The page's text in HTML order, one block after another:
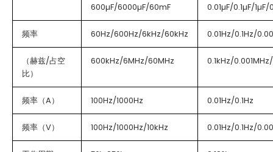
600µF/6000µF/60mF 0.01µF/0.1µF/1µF/
频率 60Hz/600Hz/6kHz/60kHz 0.01Hz/0.1Hz/
（赫兹/占空
比）
600kHz/6MHz/60MHz 0.1kHz/
频率（A） 100Hz/1000Hz 0.01Hz/0.1Hz
频率（V） 100Hz/1000Hz/10kHz 0.01Hz/0.1Hz/